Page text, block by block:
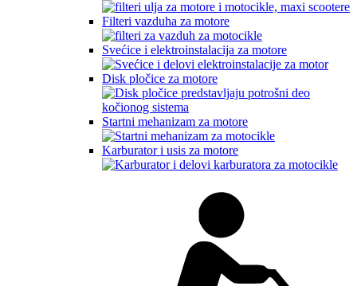
Filteri vazduha za motore
Svećice i elektroinstalacija za motore
Disk pločice za motore
Startni mehanizam za motore
Karburator i usis za motore